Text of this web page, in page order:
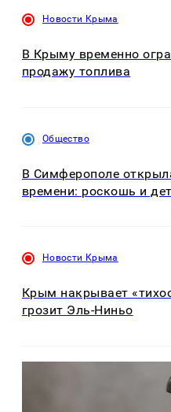
Новости Крыма
В Крыму временно
продажу топлива
Общество
В Симферополе
времени: роскошь и
Новости Крыма
Крым накрывает
грозит Эль-Ниньо